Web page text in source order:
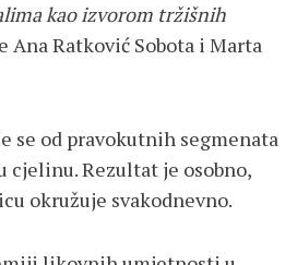
kao izvorom tržišnih
Ana Ratković Sobota i Marta
se od pravokutnih segmenata
Rezultat je osobno,
okružuje svakodnevno.